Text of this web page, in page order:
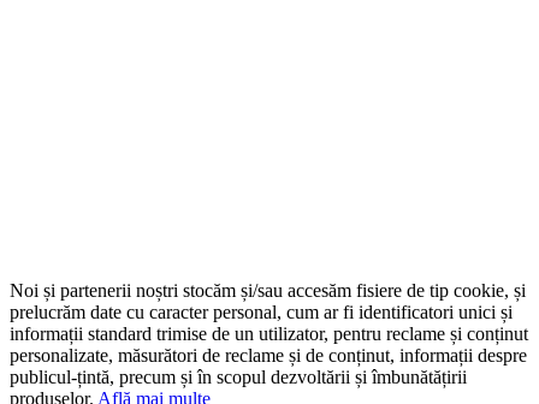
Noi și partenerii noștri stocăm și/sau accesăm fisiere de tip cookie, și
prelucrăm date cu caracter personal, cum ar fi identificatori unici și
informații standard trimise de un utilizator, pentru reclame și conținut
personalizate, măsurători de reclame și de conținut, informații despre
publicul-țintă, precum și în scopul dezvoltării și îmbunătățirii
produselor. Află mai multe